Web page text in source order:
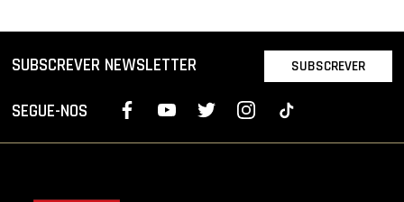
SUBSCREVER NEWSLETTER SUBSCREVER
SEGUE-NOS